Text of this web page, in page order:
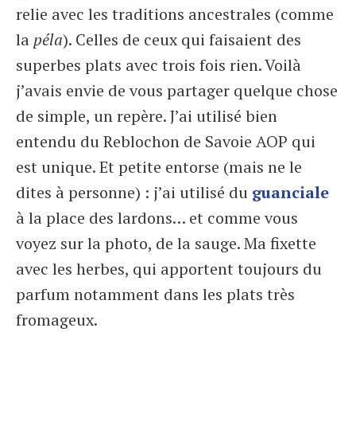
relie avec les traditions ancestrales (comme
la péla). Celles de ceux qui faisaient des
superbes plats avec trois fois rien. Voilà
j’avais envie de vous partager quelque chose
de simple, un repère. J’ai utilisé bien
entendu du Reblochon de Savoie AOP qui
est unique. Et petite entorse (mais ne le
dites à personne) : j’ai utilisé du guanciale
à la place des lardons… et comme vous
voyez sur la photo, de la sauge. Ma fixette
avec les herbes, qui apportent toujours du
parfum notamment dans les plats très
fromageux.